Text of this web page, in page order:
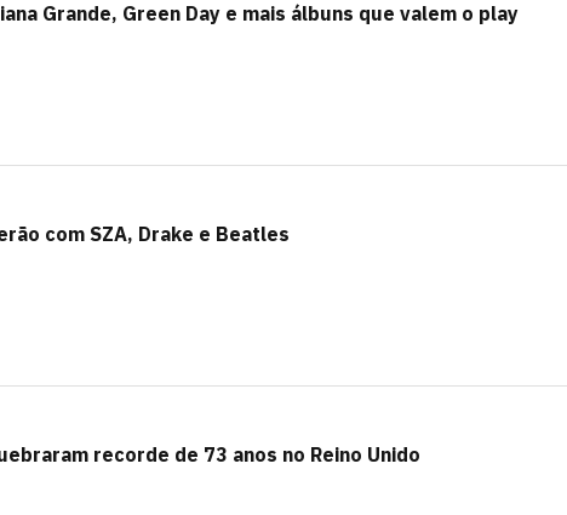
Grande, Green Day e mais álbuns que valem o play
com SZA, Drake e Beatles
recorde de 73 anos no Reino Unido